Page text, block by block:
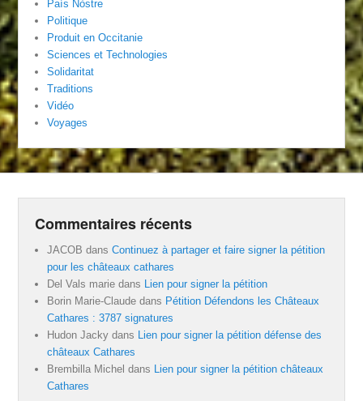
País Nòstre
Politique
Produit en Occitanie
Sciences et Technologies
Solidaritat
Traditions
Vidéo
Voyages
Commentaires récents
JACOB dansContinuez à partager et faire signer la pétition
pour les châteaux cathares
Del Vals marie dans
Lien pour signer la pétition
Borin Marie-Claude dans Pétition Défendons les Châteaux
Cathares : 3787 signatures
Hudon Jacky dans
Lien pour signer la pétition défense des
châteaux Cathares
Brembilla Michel dans
Lien pour signer la pétition châteaux
Cathares